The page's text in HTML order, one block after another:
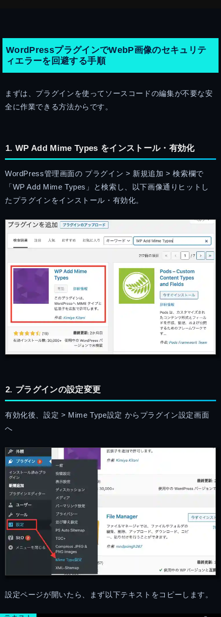
WordPressプラグインでWebP画像のセキュリテ
ィエラーを回避する手順
まずは、プラグインを使ってソースコードの編集が不要な安
全に作業できる方法からです。
1. WP Add Mime Types をインストール・有効化
WordPress管理画面の プラグイン > 新規追加 > 検索欄で
「WP Add Mime Types」と検索し、以下画像通りヒットし
たプラグインをインストール・有効化。
2. プラグインの設定変更
有効化後、設定 > Mime Type設定 からプラグイン設定画面
へ
設定ページが開いたら、まず以下テキストをコピーします。